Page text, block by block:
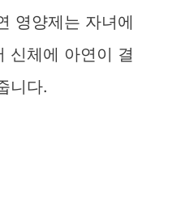
영양제는 자녀에
신체에 아연이 결
니다.